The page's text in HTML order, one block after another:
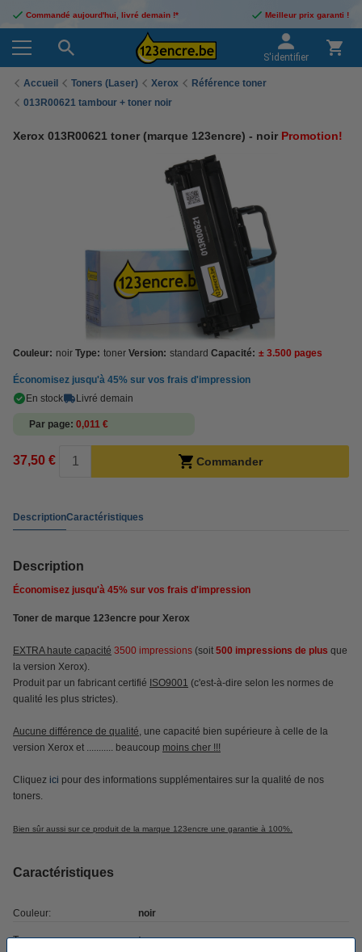
Commandé aujourd'hui, livré demain !* Meilleur prix garanti !
S'identifier
Accueil Toners (Laser) Xerox
Référence toner
013R00621 tambour + toner noir
Xerox 013R00621 toner (marque 123encre) - noir Promotion!
Couleur: noir Type: toner Version: standard Capacité: ± 3.500 pages
Économisez jusqu'à 45% sur vos frais d'impression
En stock
Livré demain
Par page 0,011 €
37,50 € Commander
DescriptionCaractéristiques
Description
Économisez jusqu'à 45% sur vos frais d'impression
Toner de marque 123encre pour Xerox
EXTRA haute capacité 3500 impressions (soit 500 impressions de plus que
la version Xerox).
Produit par un fabricant certifié ISO9001 (c'est-à-dire selon les normes de
qualité les plus strictes).
Aucune différence de qualité, une capacité bien supérieure à celle de la
version Xerox et ........... beaucoup moins cher !!!
Cliquez ici pour des informations supplémentaires sur la qualité de nos
toners.
Bien sûr aussi sur ce produit de la marque 123encre une garantie à 100%.
Caractéristiques
Couleur: noir
Type: toner